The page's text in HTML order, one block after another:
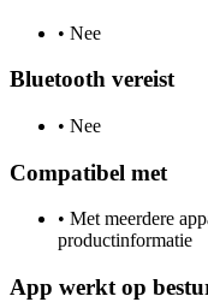
• Nee
Bluetooth vereist
• Nee
Compatibel met
• Met meerdere
productinformatie
App werkt op